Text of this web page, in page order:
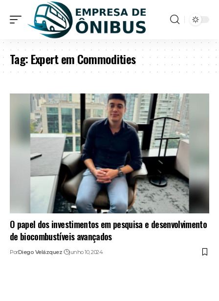
Tag:Expert em Commodities
O papel dos investimentos em pesquisa e desenvolvimento
de biocombustíveis avançados
PorDiego Velázquez junho 10, 2024